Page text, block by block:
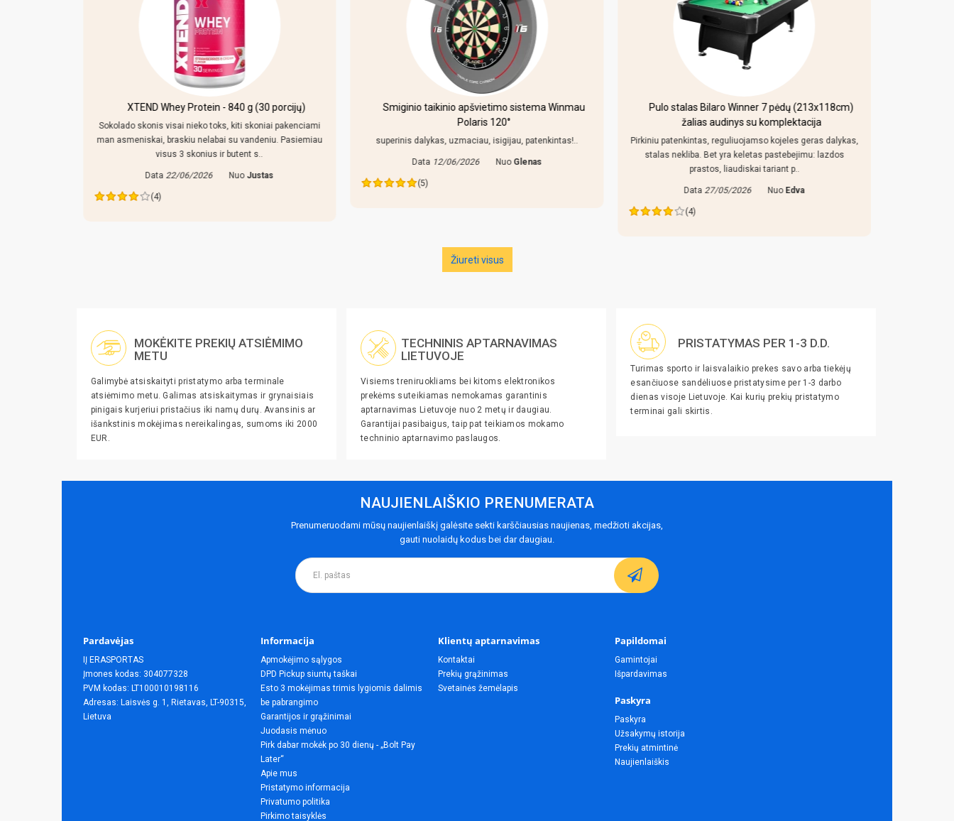
XTEND Whey Protein - 840 g (30 porcijų)
Sokolado skonis visai nieko toks, kiti skoniai pakenciami
man asmeniskai, braskiu nelabai su vandeniu. Pasiemiau
visus 3 skonius ir butent s..
Data 22/06/2026 Nuo Justas
(4)
Smiginio taikinio apšvietimo sistema Winmau
Polaris 120°
superinis dalykas, uzmaciau, isigijau, patenkintas!..
Data 12/06/2026 Nuo Glenas
(5)
Pulo stalas Bilaro Winner 7 pėdų (213x118cm)
žalias audinys su komplektacija
Pirkiniu patenkintas, reguliuojamso kojeles geras dalykas,
stalas nekliba. Bet yra keletas pastebejimu: lazdos
prastos, liaudiskai tariant p..
Data 27/05/2026 Nuo Edva
(4)
Žiureti visus
MOKĖKITE PREKIŲ ATSIĖMIMO
METU
Galimybė atsiskaityti pristatymo arba terminale
atsiėmimo metu. Galimas atsiskaitymas ir grynaisiais
pinigais kurjeriui pristačius iki namų durų. Avansinis ar
išankstinis mokėjimas nereikalingas, sumoms iki 2000
EUR.
TECHNINIS APTARNAVIMAS
LIETUVOJE
Visiems treniruokliams bei kitoms elektronikos
prekėms suteikiamas nemokamas garantinis
aptarnavimas Lietuvoje nuo 2 metų ir daugiau.
Garantijai pasibaigus, taip pat teikiamos mokamo
techninio aptarnavimo paslaugos.
PRISTATYMAS PER 1-3 D.D.
Turimas sporto ir laisvalaikio prekes savo arba tiekėjų
esančiuose sandėliuose pristatysime per 1-3 darbo
dienas visoje Lietuvoje. Kai kurių prekių pristatymo
terminai gali skirtis.
NAUJIENLAIŠKIO PRENUMERATA
Prenumeruodami mūsų naujienlaiškį galėsite sekti karščiausias naujienas, medžioti akcijas,
gauti nuolaidų kodus bei dar daugiau.
Pardavėjas
IĮ ERASPORTAS
Įmones kodas: 304077328
PVM kodas: LT100010198116
Adresas: Laisvės g. 1, Rietavas, LT-90315,
Lietuva
Informacija
Apmokėjimo sąlygos
DPD Pickup siuntų taškai
Esto 3 mokėjimas trimis lygiomis dalimis
be pabrangimo
Garantijos ir grąžinimai
Juodasis mėnuo
Pirk dabar mokėk po 30 dienų - „Bolt Pay
Later“
Apie mus
Pristatymo informacija
Privatumo politika
Pirkimo taisyklės
Klientų aptarnavimas
Kontaktai
Prekių grąžinimas
Svetainės žemėlapis
Papildomai
Gamintojai
Išpardavimas
Paskyra
Paskyra
Užsakymų istorija
Prekių atmintinė
Naujienlaiškis